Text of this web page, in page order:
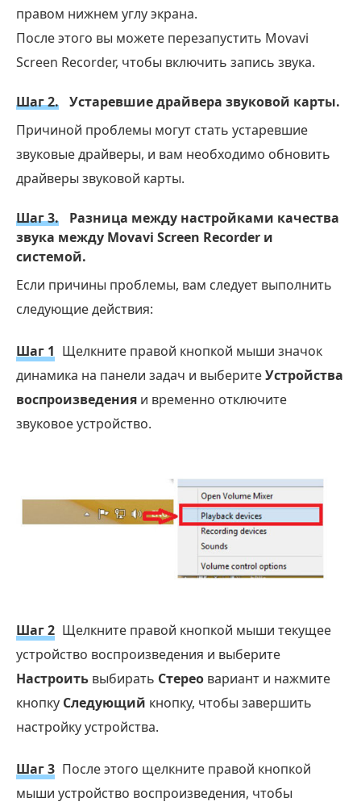
правом нижнем углу экрана.
После этого вы можете перезапустить Movavi
Screen Recorder, чтобы включить запись звука.
Шаг 2. Устаревшие драйвера звуковой карты.
Причиной проблемы могут стать устаревшие
звуковые драйверы, и вам необходимо обновить
драйверы звуковой карты.
Шаг 3.
Разница между настройками качества
звука между Movavi Screen Recorder и
системой.
Если причины проблемы, вам следует выполнить
следующие действия:
Шаг 1 Щелкните правой кнопкой мыши значок
динамика на панели задач и выберитеУстройства
воспроизведения и временно отключите
звуковое устройство.
Шаг 2 Щелкните правой кнопкой мыши текущее
устройство воспроизведения и выберите
Настроить выбирать Стерео вариант и нажмите
кнопку Следующий кнопку, чтобы завершить
настройку устройства.
Шаг 3 После этого щелкните правой кнопкой
мыши устройство воспроизведения, чтобы